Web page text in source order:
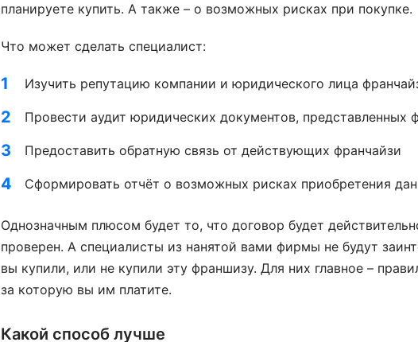
планируете купить. А также – о возможных рисках при покупке.
Что может сделать специалист:
Изучить репутацию компании и юридического лица
Провести аудит юридических документов, представленных
Предоставить обратную связь от действующих франчайзи
Сформировать отчёт о возможных рисках приобретения
Однозначным плюсом будет то, что договор будет
проверен. А специалисты из нанятой вами фирмы не будут
вы купили, или не купили эту франшизу. Для них главное –
за которую вы им платите.
Какой способ лучше